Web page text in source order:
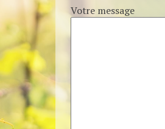
Votre message